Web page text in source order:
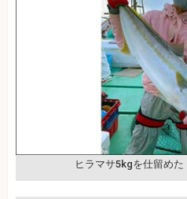
ヒラマサ5kgを仕留めた